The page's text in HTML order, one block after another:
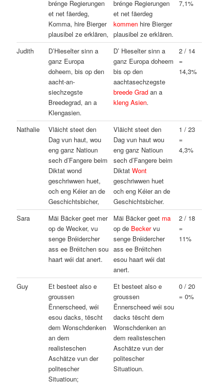
brénge Regierungen
et net fäerdeg,
Komma, hire Bierger
plausibel ze erklären,
brénge Regierungen
et net fäerdeg
kommen hire Bierger
plausibel ze erklären.
7,1%
Judith
D’Hieselter sinn a
ganz Europa
doheem, bis op den
aacht-an-
siechzegste
Breedegrad, an a
Klengasien.
D’ Hieselter sinn a
ganz Europa doheem
bis op den
aachtasechzegste
breede Grad an a
kleng Asien.
2 / 14
=
14,3%
Nathalie
Vläicht steet den
Dag vun haut, wou
eng ganz Natioun
sech d’Fangere beim
Diktat wond
geschriwwen huet,
och eng Kéier an de
Geschichtsbicher,
Vläicht steet den
Dag vun haut wou
eng ganz Natioun
sech d’Fangere beim
DiktatWont
geschriwwen huet
och eng Kéier an de
Geschichtsbicher.
1 / 23
=
4,3%
Sara
Mäi Bäcker geet mer
op de Wecker, vu
senge Bréidercher
ass ee Bréitchen sou
haart wéi dat anert.
Mäi Bäcker geet ma
op de Beckervu
senge Bréidercher
ass ee Bréitchen
esou haart wéi dat
anert.
2 / 18
=
11%
Guy
Et besteet also e
groussen
Ënnerscheed, wéi
esou dacks, tëscht
dem Wonschdenken
an dem
realisteschen
Aschätze vun der
politescher
Situatioun;
Et besteet also e
groussen
Ënnerscheed wéi sou
dacks tëscht dem
Wonschdenken an
dem realisteschen
Aschätze vun der
politescher
Situatioun.
0 / 20
= 0%